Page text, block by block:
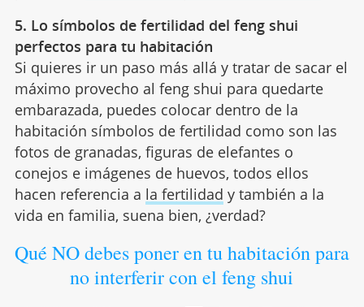
5. Lo símbolos de fertilidad del feng shui
perfectos para tu habitación
Si quieres ir un paso más allá y tratar de sacar el
máximo provecho al feng shui para quedarte
embarazada, puedes colocar dentro de la
habitación símbolos de fertilidad como son las
fotos de granadas, figuras de elefantes o
conejos e imágenes de huevos, todos ellos
hacen referencia a la fertilidad y también a la
vida en familia, suena bien, ¿verdad?
Qué NO debes poner en tu habitación para
no interferir con el feng shui